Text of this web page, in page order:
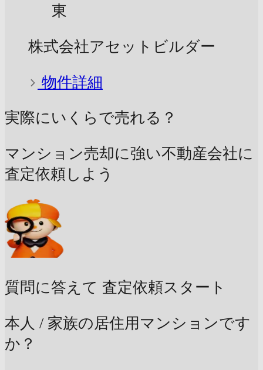
東
株式会社アセットビルダー
物件詳細
実際にいくらで売れる？
マンション売却に強い不動産会社に
査定依頼しよう
質問に答えて 査定依頼スタート
本人 / 家族の居住用マンションです
か？